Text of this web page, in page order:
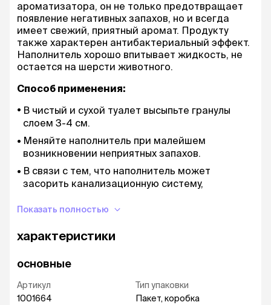
ароматизатора, он не только предотвращает
появление негативных запахов, но и всегда
имеет свежий, приятный аромат. Продукту
также характерен антибактериальный эффект.
Наполнитель хорошо впитывает жидкость, не
остается на шерсти животного.
Способ применения:
В чистый и сухой туалет высыпьте гранулы
слоем 3-4 см.
Меняйте наполнитель при малейшем
возникновении неприятных запахов.
В связи с тем, что наполнитель может
засорить канализационную систему,
Берегите продукт от сырости.
Срок годности неограничен.
питомца упаковки в 4,54 литра хватает на 4-5
Показать полностью
характеристики
основные
Артикул
1001664
Тип упаковки
Пакет, коробка